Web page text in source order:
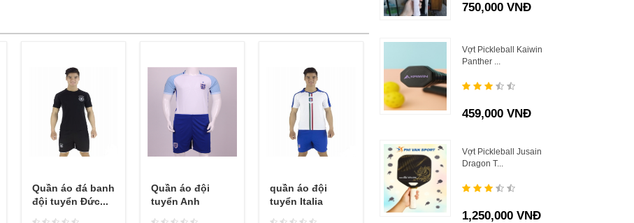
Quần áo đá banh
đội tuyển Đức...
Quần áo đội
tuyển Anh
quần áo đội
tuyển Italia
Quần áo đội
tuyển Nga
Quần áo đội
750,000 VNĐ
Vợt Pickleball Kaiwin
Panther ...
459,000 VNĐ
Vợt Pickleball Jusain
Dragon T...
1,250,000 VNĐ